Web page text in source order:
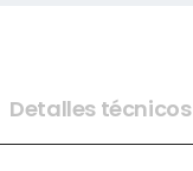
Detalles técnicos